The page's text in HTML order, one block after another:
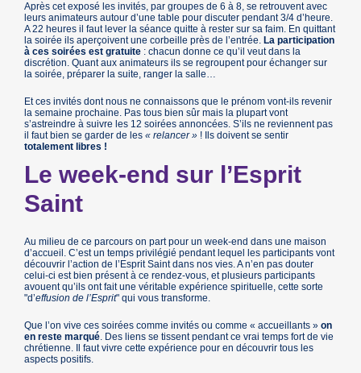
Après cet exposé les invités, par groupes de 6 à 8, se retrouvent avec
leurs animateurs autour d’une table pour discuter pendant 3/4 d’heure.
A 22 heures il faut lever la séance quitte à rester sur sa faim. En quittant
la soirée ils aperçoivent une corbeille près de l’entrée. La participation
à ces soirées est gratuite : chacun donne ce qu’il veut dans la
discrétion. Quant aux animateurs ils se regroupent pour échanger sur
la soirée, préparer la suite, ranger la salle…
Et ces invités dont nous ne connaissons que le prénom vont-ils revenir
la semaine prochaine. Pas tous bien sûr mais la plupart vont
s’astreindre à suivre les 12 soirées annoncées. S’ils ne reviennent pas
il faut bien se garder de les« relancer » ! Ils doivent se sentir
totalement libres !
Le week-end sur l’Esprit
Saint
Au milieu de ce parcours on part pour un week-end dans une maison
d’accueil. C’est un temps privilégié pendant lequel les participants vont
découvrir l’action de l’Esprit Saint dans nos vies. A n’en pas douter
celui-ci est bien présent à ce rendez-vous, et plusieurs participants
avouent qu’ils ont fait une véritable expérience spirituelle, cette sorte
"d’effusion de l’Esprit" qui vous transforme.
Que l’on vive ces soirées comme invités ou comme « accueillants »on
en reste marqué. Des liens se tissent pendant ce vrai temps fort de vie
chrétienne. Il faut vivre cette expérience pour en découvrir tous les
aspects positifs.